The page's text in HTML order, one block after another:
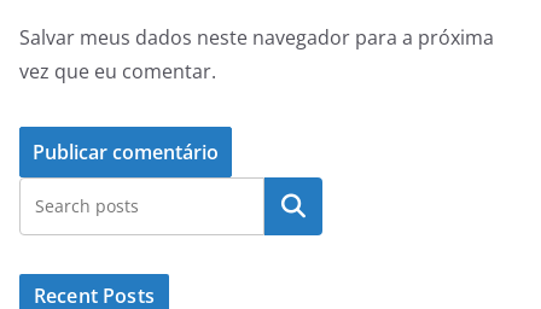
Salvar meus dados neste navegador para a próxima
vez que eu comentar.
Pesquisar
Recent Posts